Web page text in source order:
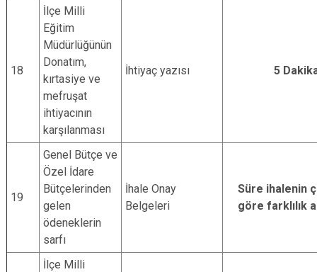
18
İlçe Milli
Eğitim
Müdürlüğünün
Donatım,
kırtasiye ve
mefruşat
ihtiyacının
karşılanması
İhtiyaç yazısı 5
19
Genel Bütçe ve
Özel İdare
Bütçelerinden
gelen
ödeneklerin
sarfı
İhale Onay
Belgeleri
Süre ihalenin
göre farklılık
İlçe Milli